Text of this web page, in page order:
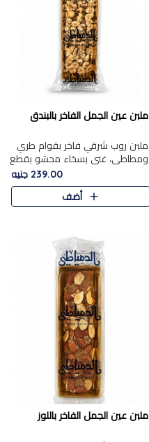
ملبن عين الجمل الفاخر بالبندق
ملبن روب شرقي فاخر بقوام طري
ومطاطي، غني بسخاء محشو بقطع
عين الجمل والبندق المحمص التي
تضيف قرمشة مميزة مُرضية
ونكهة جوزية غنية في كل
239.00 جنيه
أضف
ملبن عين الجمل الفاخر باللوز